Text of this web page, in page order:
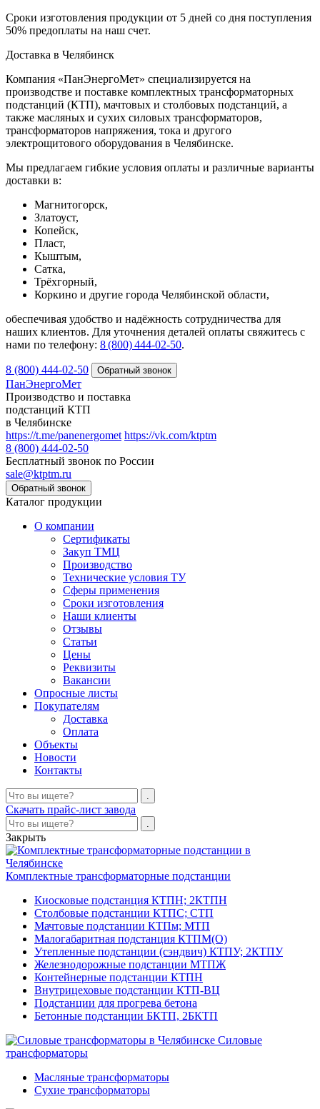
Сроки изготовления продукции от 5 дней со дня поступления
50% предоплаты на наш счет.
Доставка в Челябинск
Компания «ПанЭнергоМет» специализируется на
производстве и поставке комплектных трансформаторных
подстанций (КТП), мачтовых и столбовых подстанций, а
также масляных и сухих силовых трансформаторов,
трансформаторов напряжения, тока и другого
электрощитового оборудования в Челябинске.
Мы предлагаем гибкие условия оплаты и различные варианты
доставки в:
Магнитогорск,
Златоуст,
Копейск,
Пласт,
Кыштым,
Сатка,
Трёхгорный,
Коркино и другие города Челябинской области,
обеспечивая удобство и надёжность сотрудничества для
наших клиентов. Для уточнения деталей оплаты свяжитесь с
нами по телефону: 8 (800) 444‑02‑50.
8 (800) 444-02-50
ПанЭнергоМет
Производство и поставка
подстанций КТП
в Челябинске
https://t.me/panenergomet https://vk.com/ktptm
8 (800) 444-02-50
Бесплатный звонок по России
sale@ktptm.ru
Каталог продукции
О компании
Сертификаты
Закуп ТМЦ
Производство
Технические условия ТУ
Сферы применения
Сроки изготовления
Наши клиенты
Отзывы
Статьи
Цены
Реквизиты
Вакансии
Опросные листы
Покупателям
Доставка
Оплата
Объекты
Новости
Контакты
Скачать прайс-лист завода
Закрыть
Комплектные трансформаторные подстанции
Киосковые подстанция КТПН; 2КТПН
Столбовые подстанции КТПС; СТП
Мачтовые подстанции КТПм; МТП
Малогабаритная подстанция КТПМ(О)
Утепленные подстанции (сэндвич) КТПУ; 2КТПУ
Железнодорожные подстанции МТПЖ
Контейнерные подстанции КТПН
Внутрицеховые подстанции КТП-ВЦ
Подстанции для прогрева бетона
Бетонные подстанции БКТП, 2БКТП
Силовые
трансформаторы
Масляные трансформаторы
Сухие трансформаторы